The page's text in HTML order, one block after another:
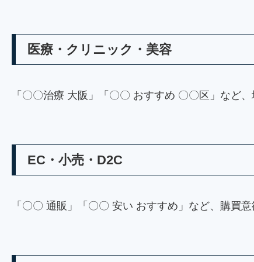
医療・クリニック・美容
「〇〇治療 大阪」「〇〇 おすすめ 〇〇区」など
EC・小売・D2C
「〇〇 通販」「〇〇 安い おすすめ」など、購買